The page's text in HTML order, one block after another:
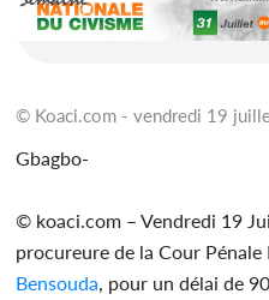
© Koaci.com - vendredi 19
Gbagbo-
© koaci.com – Vendredi 19
procureure de la Cour
Bensouda, pour un délai de